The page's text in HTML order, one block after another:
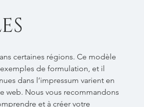
certaines régions. Ce modèle
de formulation, et il
dans l’impressum varient en
web. Nous vous recommandons
et à créer votre